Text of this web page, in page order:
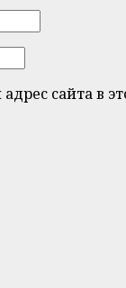
сайта в